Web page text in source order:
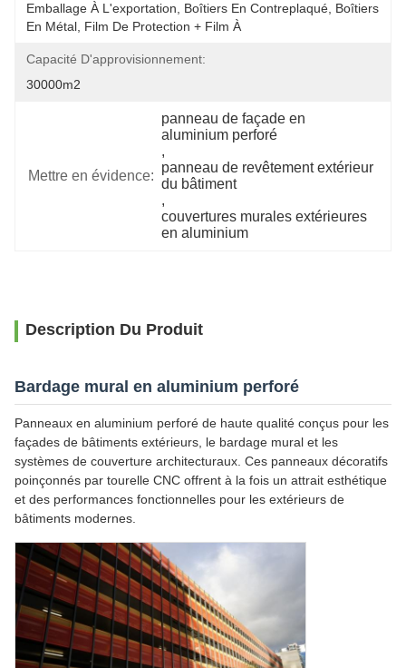
Emballage À L'exportation, Boîtiers En Contreplaqué, Boîtiers
En Métal, Film De Protection + Film À
Capacité D'approvisionnement:
30000m2
Mettre en évidence:
panneau de façade en
aluminium perforé
,
panneau de revêtement extérieur
du bâtiment
,
couvertures murales extérieures
en aluminium
Description Du Produit
Bardage mural en aluminium perforé
Panneaux en aluminium perforé de haute qualité conçus pour les
façades de bâtiments extérieurs, le bardage mural et les
systèmes de couverture architecturaux. Ces panneaux décoratifs
poinçonnés par tourelle CNC offrent à la fois un attrait esthétique
et des performances fonctionnelles pour les extérieurs de
bâtiments modernes.